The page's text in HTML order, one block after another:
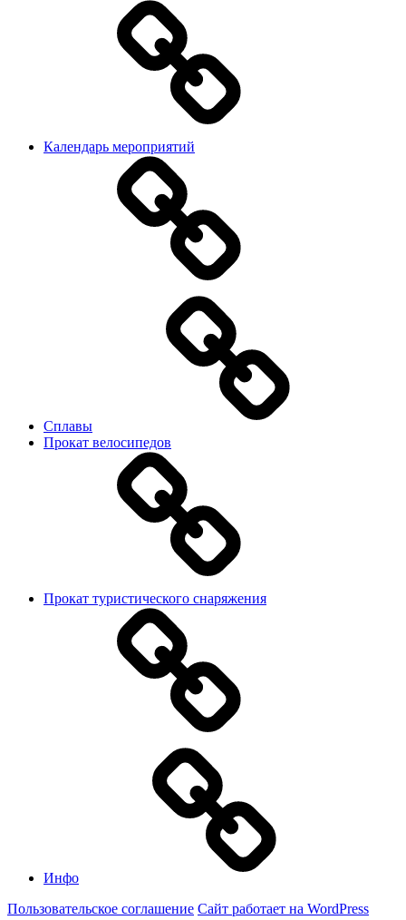
Календарь мероприятий
Сплавы
Прокат велосипедов
Прокат туристического снаряжения
Инфо
Пользовательское соглашение Сайт работает на WordPress